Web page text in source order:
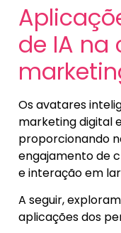
de IA
Os avatares
marketing digital
proporcionando
engajamento de
e interação em
A seguir,
aplicações dos